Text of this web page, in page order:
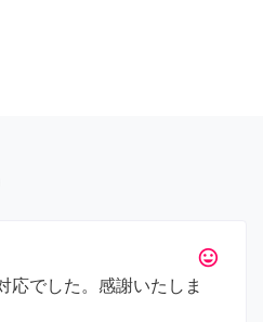
tag_faces
応でした。感謝いたしま